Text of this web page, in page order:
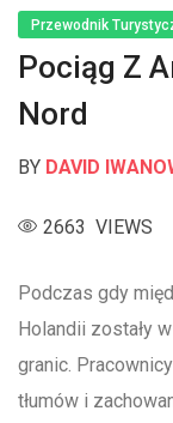
Przewodnik
Pociąg Z
Nord
BY DAVID
2663 VIEWS
Podczas gdy
Holandii zostały
granic.
tłumów i